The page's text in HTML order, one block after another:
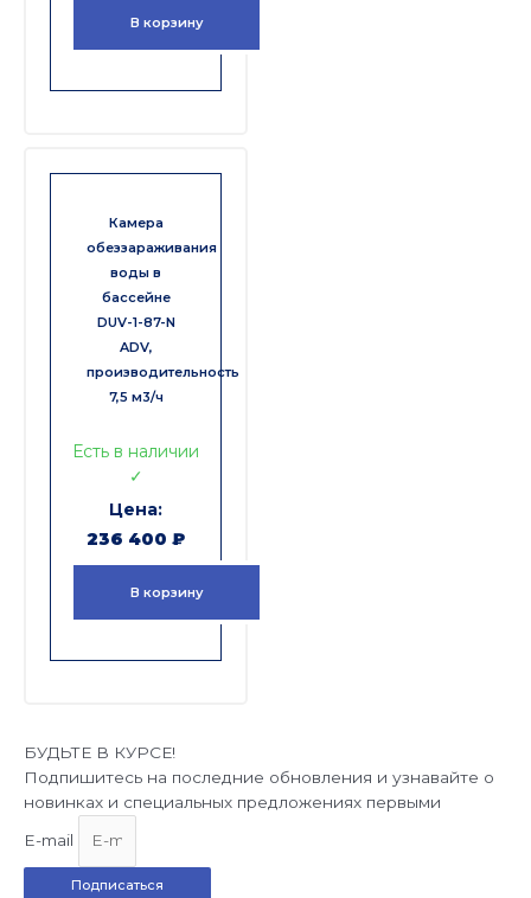
В корзину
Камера
обеззараживания
воды в
бассейне
DUV-1-87-N
ADV,
производительность
7,5 м3/ч
Есть в наличии
✓
236 400 ₽
В корзину
БУДЬТЕ В КУРСЕ!
Подпишитесь на последние обновления и узнавайте о
новинках и специальных предложениях первыми
E-mail
Подписаться